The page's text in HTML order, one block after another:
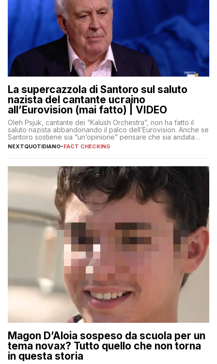
La supercazzola di Santoro sul saluto
nazista del cantante ucraino
all’Eurovision (mai fatto) | VIDEO
Oleh Psjuk, cantante dei “Kalush Orchestra”, non ha fatto il
saluto nazista abbandonando il palco dell’Eurovision. Anche se
Santoro sostiene sia “un’opinione” pensare che sia andata
così
NEXTQUOTIDIANO-FACT CHECKING
Magon D’Aloia sospeso da scuola per un
tema novax? Tutto quello che non torna
in questa storia